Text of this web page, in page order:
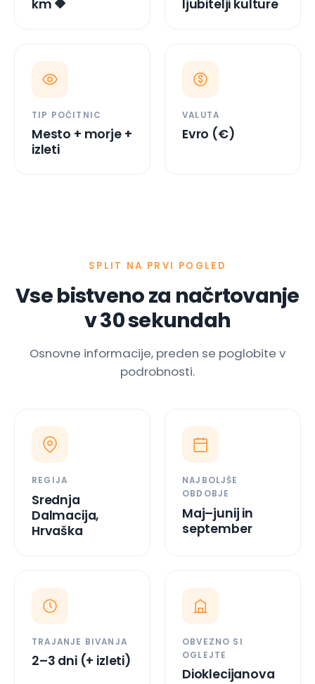
TIP POČITNIC
izleti
VALUTA
Vse bistveno za načrtovanje
v 30 sekundah
Osnovne informacije, preden se poglobite v
podrobnosti.
REGIJA
Dalmacija,
Hrvaška
NAJBOLJŠE
OBDOBJE
Maj–junij in
september
TRAJANJE BIVANJA
OBVEZNO SI
OGLEJTE
Dioklecijanova
palača
(UNESCO)